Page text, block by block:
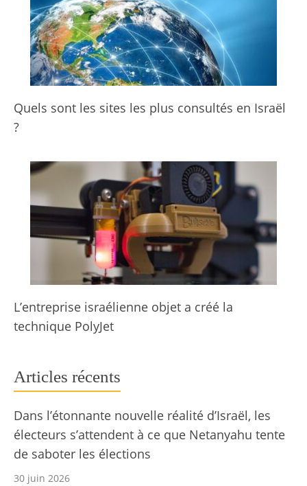
Quels sont les sites les plus consultés en Israël
?
L’entreprise israélienne objet a créé la
technique PolyJet
Articles récents
Dans l’étonnante nouvelle réalité d’Israël, les
électeurs s’attendent à ce que Netanyahu tente
de saboter les élections
30 juin 2026